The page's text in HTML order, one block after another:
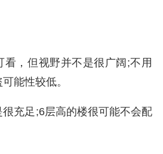
看，但视野并不是很广阔;不用
能性较低。
充足;6层高的楼很可能不会配